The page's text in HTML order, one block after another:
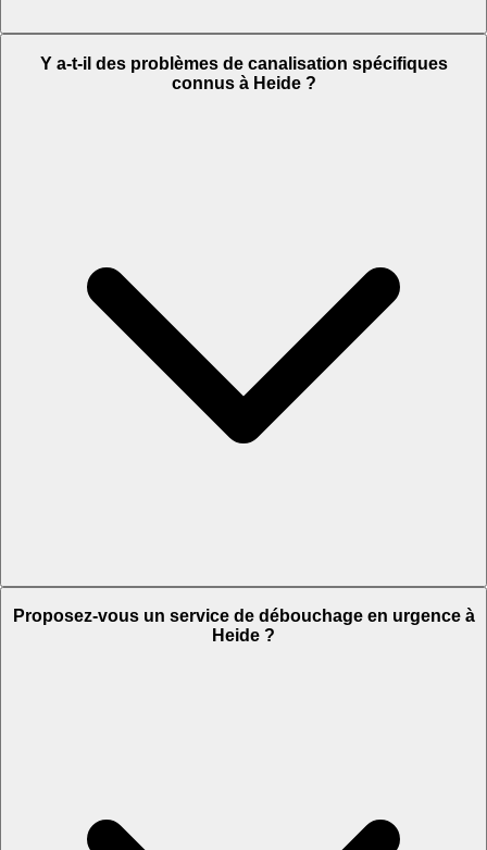
Y a-t-il des problèmes de canalisation spécifiques
connus à Heide ?
Proposez-vous un service de débouchage en urgence à
Heide ?